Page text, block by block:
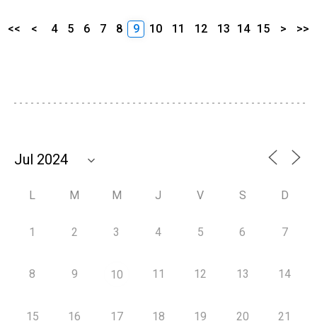
<< < 4 5 6 7 8 9 10 11 12 13 14 15 > >>
L M M J V S D
1 2 3 4 5 6 7
8 9 10 11 12 13 14
15 16 17 18 19 20 21